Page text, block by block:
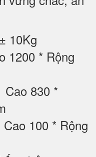
10Kg
1200 * Rộng
830 *
100 * Rộng